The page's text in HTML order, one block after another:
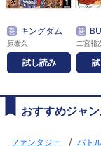
巻 キングダム
原泰久
試し読み
巻
二宮裕
おすすめジャ
ファンタジー / バト